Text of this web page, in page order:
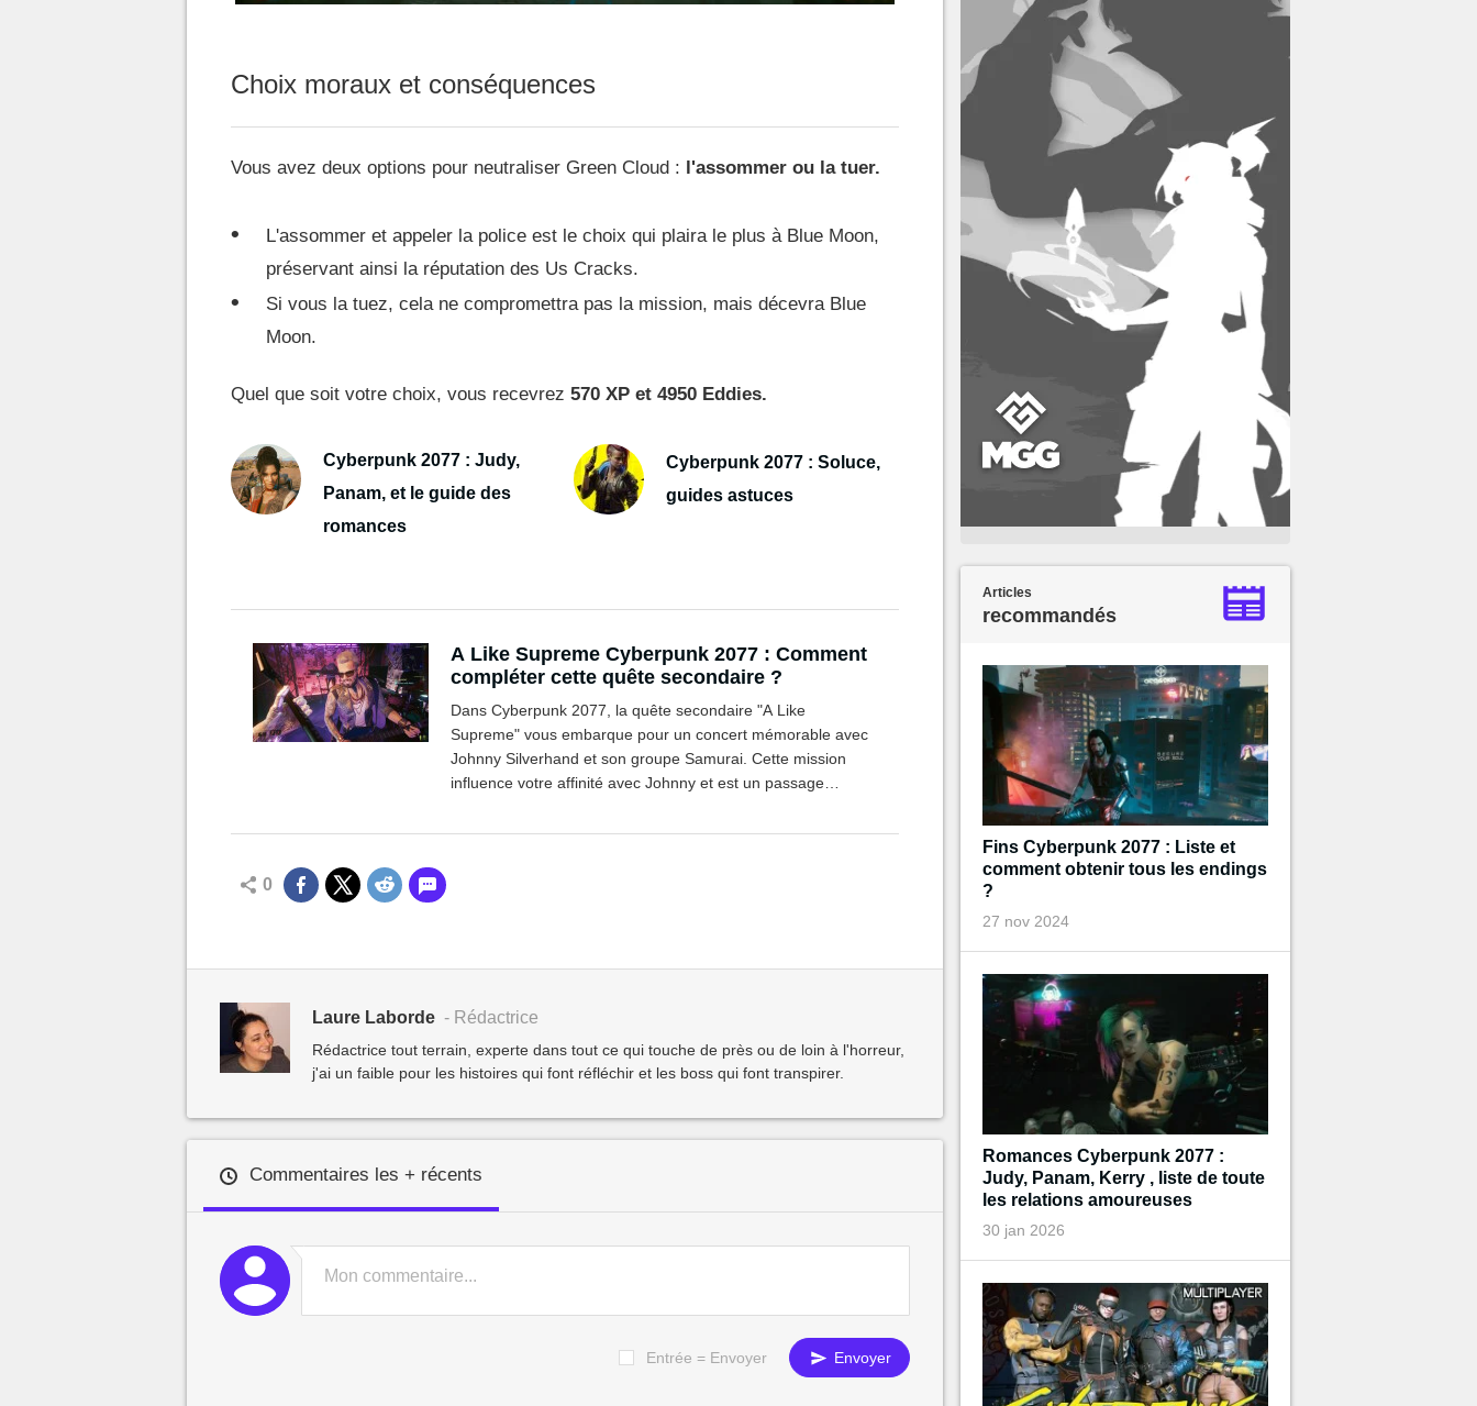
Choix moraux et conséquences
Vous avez deux options pour neutraliser Green Cloud : l'assommer ou la tuer.
L'assommer et appeler la police est le choix qui plaira le plus à Blue Moon,
préservant ainsi la réputation des Us Cracks.
Si vous la tuez, cela ne compromettra pas la mission, mais décevra Blue
Moon.
Quel que soit votre choix, vous recevrez 570 XP et 4950 Eddies.
Cyberpunk 2077 : Judy,
Panam, et le guide des
romances
Cyberpunk 2077 : Soluce,
guides astuces
A Like Supreme Cyberpunk 2077 : Comment
compléter cette quête secondaire ?
Dans Cyberpunk 2077, la quête secondaire "A Like
Supreme" vous embarque pour un concert mémorable avec
Johnny Silverhand et son groupe Samurai. Cette mission
influence votre affinité avec Johnny et est un passage
0
Laure Laborde - Rédactrice
Rédactrice tout terrain, experte dans tout ce qui touche de près ou de loin à l'horreur,
j'ai un faible pour les histoires qui font réfléchir et les boss qui font transpirer.
Commentaires les + récents
Entrée = Envoyer Envoyer
Articles
recommandés
Fins Cyberpunk 2077 : Liste et
comment obtenir tous les endings
?
27 nov 2024
Romances Cyberpunk 2077 :
Judy, Panam, Kerry , liste de toute
les relations amoureuses
30 jan 2026